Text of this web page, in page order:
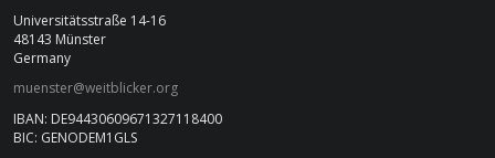
Universitätsstraße 14-16
48143 Münster
Germany
muenster@weitblicker.org
IBAN: DE94430609671327118400
BIC: GENODEM1GLS